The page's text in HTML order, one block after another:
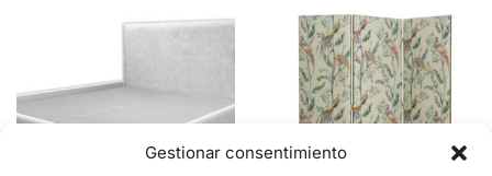
Gestionar consentimiento